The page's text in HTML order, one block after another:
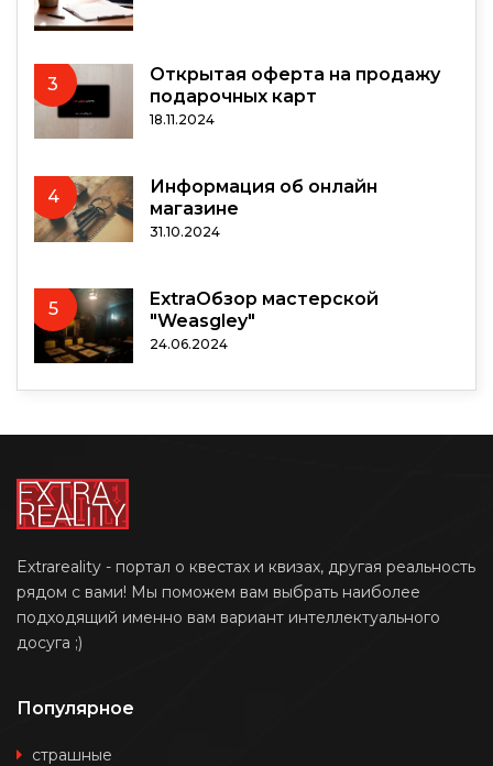
3
Открытая оферта на продажу
подарочных карт
18.11.2024
4
Информация об онлайн
магазине
31.10.2024
5
ExtraОбзор мастерской
"Weasgley"
24.06.2024
Extrareality - портал о квестах и квизах, другая реальность
рядом с вами! Мы поможем вам выбрать наиболее
подходящий именно вам вариант интеллектуального
досуга ;)
Популярное
страшные